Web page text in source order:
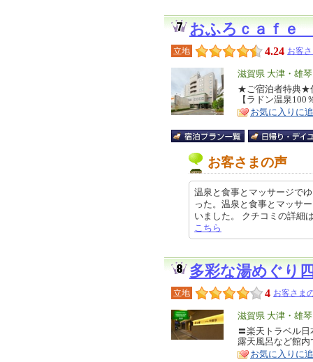
おふろｃａｆｅ
立地 4.24 お客
エ
リ
ア
滋賀県 大津・雄
特
徴
★ご宿泊者特典★
【ラドン温泉
お気に入りに
お客さまの声
温泉と食事とマッサージで
った。温泉と食事とマッサ
いました。 クチコミの詳
こちら
多彩な湯めぐり
立地 4 お客さま
エ
リ
ア
滋賀県 大津・雄
特
徴
〓楽天トラベル
露天風呂など館
お気に入りに